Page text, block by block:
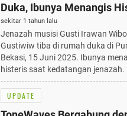
Duka, Ibunya Menangis
15/6/2025
sekitar 1 tahun lalu
Jenazah musisi Gusti Irawan
Gustiwiw tiba di rumah duka di
Bekasi, 15 Juni 2025. Ibunya
histeris saat kedatangan jenazah.
UPDATE